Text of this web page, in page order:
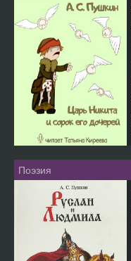
Поэзия